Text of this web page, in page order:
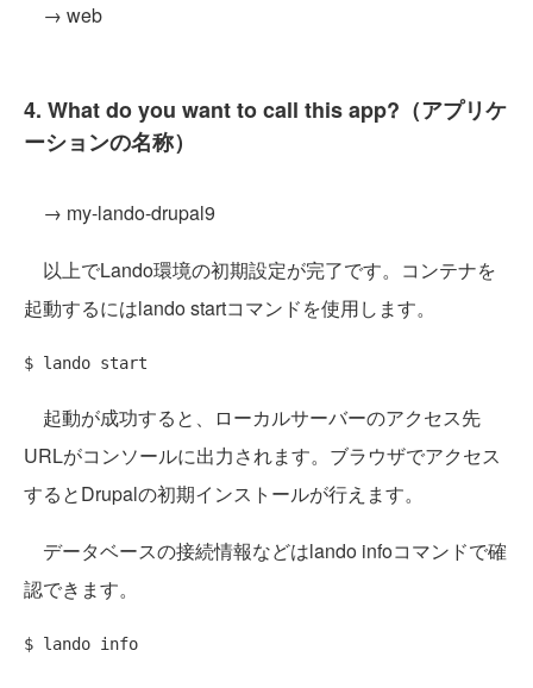
→ web
4. What do you want to call this app?（アプリケ
ーションの名称）
→ my-lando-drupal9
以上でLando環境の初期設定が完了です。コンテナを
起動するにはlando startコマンドを使用します。
起動が成功すると、ローカルサーバーのアクセス先
URLがコンソールに出力されます。ブラウザでアクセス
するとDrupalの初期インストールが行えます。
データベースの接続情報などはlando infoコマンドで確
認できます。